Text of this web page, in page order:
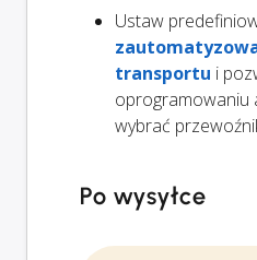
Ustaw
transportu i
oprogramowaniu
wybrać
Po wysyłce